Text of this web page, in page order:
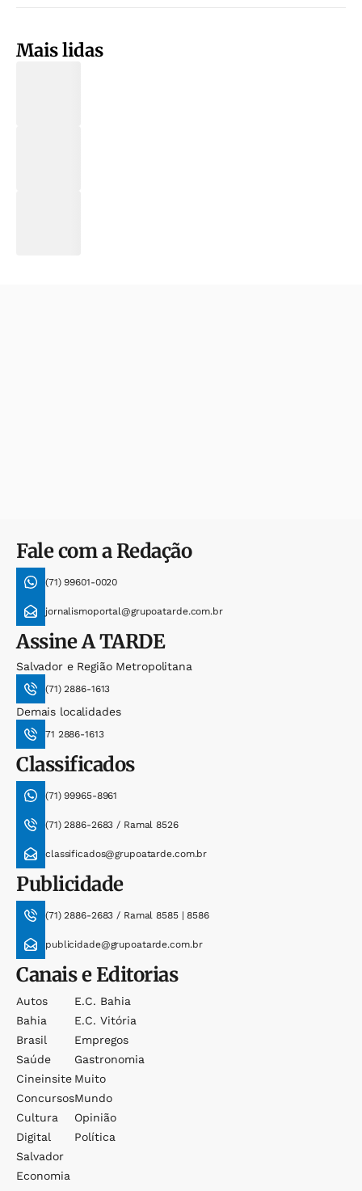
Mais lidas
Fale com a Redação
(71) 99601-0020
jornalismoportal@grupoatarde.com.br
AssineA TARDE
Salvador e Região Metropolitana
(71) 2886-1613
Demais localidades
71 2886-1613
Classificados
(71) 99965-8961
(71) 2886-2683 / Ramal 8526
classificados@grupoatarde.com.br
Publicidade
(71) 2886-2683 / Ramal 8585 | 8586
publicidade@grupoatarde.com.br
Canais e Editorias
Autos
Bahia
Brasil
Saúde
Cineinsite
Concursos
Cultura
Digital
Salvador
Economia
E.c. Bahia
E.c. Vitória
Empregos
Gastronomia
Muito
Mundo
Opinião
Política